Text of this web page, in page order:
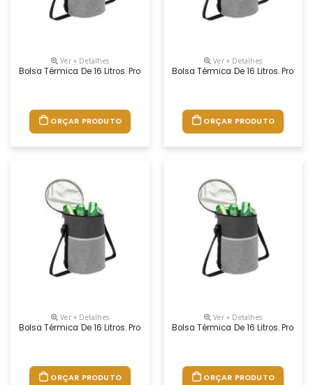
Ver + Detalhes
Bolsa Térmica De 16 Litros. Produzida Em Poliéster E Com
ORÇAR PRODUTO
Ver + Detalhes
Bolsa Térmica De 16 Litros.
ORÇAR PRODUTO
Ver + Detalhes
Bolsa Térmica De 16 Litros. Produzida Em Poliéster E Com
ORÇAR PRODUTO
Ver + Detalhes
Bolsa Térmica De 16 Litros.
ORÇAR PRODUTO